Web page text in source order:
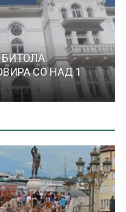
СО НАД 1